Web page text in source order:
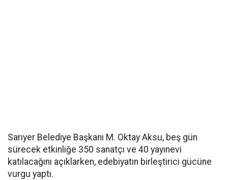
Sarıyer Belediye Başkanı M. Oktay Aksu, beş gün
sürecek etkinliğe 350 sanatçı ve 40 yayınevi
katılacağını açıklarken, edebiyatın birleştirici gücüne
vurgu yaptı.